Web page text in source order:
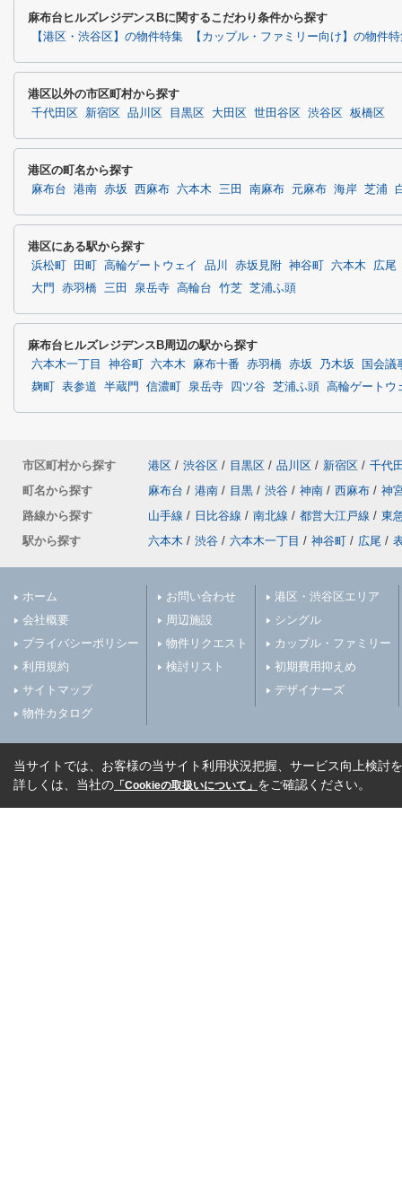
麻布台ヒルズレジデンスBに関するこだわり条件から探す
【港区・渋谷区】の物件特集 【カップル・ファミリー向け】の物件
港区以外の市区町村から探す
千代田区 新宿区 品川区 目黒区 大田区 世田谷区 渋谷区 板橋区
港区の町名から探す
麻布台 港南 赤坂 西麻布 六本木 三田 南麻布 元麻布 海岸 芝浦
港区にある駅から探す
浜松町 田町 高輪ゲートウェイ 品川 赤坂見附 神谷町 六本木
広尾
大門
赤羽橋 三田 泉岳寺 高輪台 竹芝 芝浦ふ頭
麻布台ヒルズレジデンスB周辺の駅から探す
六本木一丁目 神谷町 六本木 麻布十番 赤羽橋 赤坂 乃木坂
国会議
麹町
表参道 半蔵門 信濃町 泉岳寺 四ツ谷 芝浦ふ頭 高輪ゲートウ
市区町村から探す 港区 / 渋谷区 / 目黒区 / 品川区 / 新宿区 / 千代
町名から探す
麻布台 / 港南 / 目黒 / 渋谷 / 神南 / 西麻布 / 神
路線から探す
山手線 / 日比谷線 / 南北線 / 都営大江戸線 / 東
駅から探す
六本木 / 渋谷 / 六本木一丁目 / 神谷町 / 広尾 /
ホーム
会社概要
プライバシーポリシー
利用規約
サイトマップ
物件カタログ
お問い合わせ
周辺施設
物件リクエスト
検討リスト
港区・渋谷区エリア
シングル
カップル・ファミリー
初期費用抑えめ
デザイナーズ
当サイトでは、お客様の当サイト利用状況把握、サービス向上検討
詳しくは、当社の 「Cookieの取扱いについて」 をご確認ください。